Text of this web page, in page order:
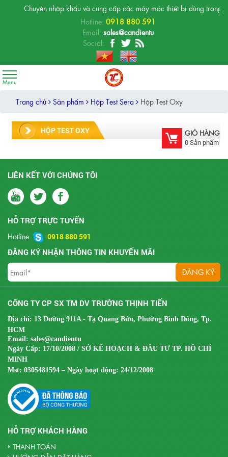
Chuyên nhập khẩu và cung cấp các máy móc thiết bị dùng trong
Hotline:0918 880 591
Email:sales@candientu
Social:
GIỎ HÀNG
0Sản phẩm
Trang chủ Sản phẩm Hộp Test Sera Hộp Test Oxy
HỘP TEST OXY
LIÊN KẾT VỚI CHÚNG TÔI
HỖ TRỢ TRỰC TUYẾN
Hotline
0918 880 591
ĐĂNG KÝ NHẬN THÔNG TIN KHUYẾN MÃI
CÔNG TY CP SX TM DV TRƯỜNG THỊNH TIẾN
Địa chỉ: 13 Đường 911A - Tạ Quang Bửu, Phường Bình Đông, Tp.
HCM
Email: sales@candientu
Ngày Cấp: 17/10/2008 / SỞ KẾ HOẠCH & ĐẦU TƯ TP. HỒ CHÍ
MINH
Mst: 0305481594 – Ngày hoạt động: 24/12/2008
HỖ TRỢ KHÁCH HÀNG
THANH TOÁN